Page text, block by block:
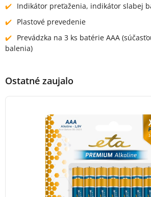
Indikátor preťaženia, indikátor slabej
Plastové prevedenie
Prevádzka na 3 ks batérie AAA
Ostatné zaujalo